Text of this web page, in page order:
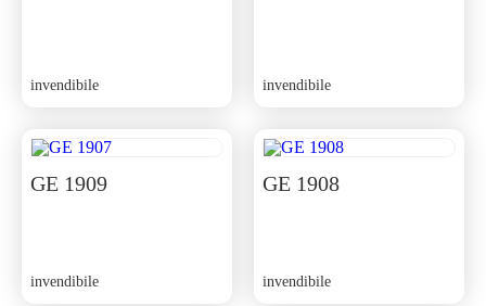
invendibile invendibile
GE 1909
invendibile
GE 1908
invendibile